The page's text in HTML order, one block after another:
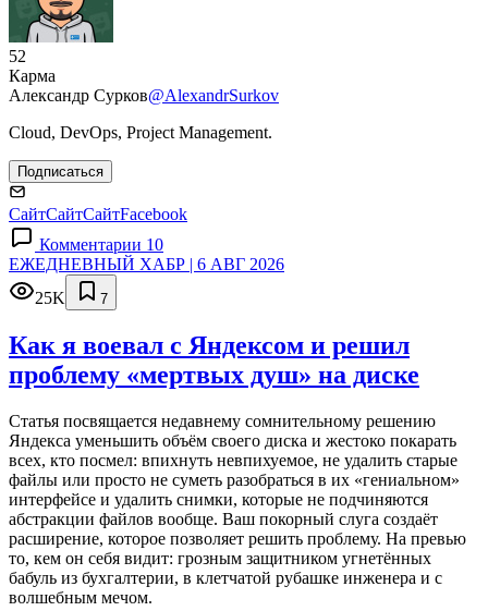
52
Карма
Александр Сурков@AlexandrSurkov
Cloud, DevOps, Project Management.
Подписаться
СайтСайтСайтFacebook
Комментарии 10
ЕЖЕДНЕВНЫЙ ХАБР | 6 АВГ 2026
25K
7
Как я воевал с Яндексом и решил
проблему «мертвых душ» на диске
Статья посвящается недавнему сомнительному решению
Яндекса уменьшить объём своего диска и жестоко покарать
всех, кто посмел: впихнуть невпихуемое, не удалить старые
файлы или просто не суметь разобраться в их «гениальном»
интерфейсе и удалить снимки, которые не подчиняются
абстракции файлов вообще. Ваш покорный слуга создаёт
расширение, которое позволяет решить проблему. На превью
то, кем он себя видит: грозным защитником угнетённых
бабуль из бухгалтерии, в клетчатой рубашке инженера и с
волшебным мечом.